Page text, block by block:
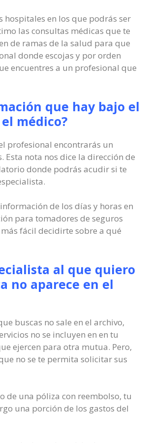
hospitales en los que podrás ser
las consultas médicas que te
de ramas de la salud para que
donde escojas y por orden
encuentres a un profesional que
que hay bajo el
médico?
profesional encontrarás un
Esta nota nos dice la dirección de
donde podrás acudir si te
de los días y horas en
para tomadores de seguros
fácil decidirte sobre a qué
al que quiero
no aparece en el
buscas no sale en el archivo,
no se incluyen en en tu
ejercen para otra mutua. Pero,
no se te permita solicitar sus
de una póliza con reembolso, tu
una porción de los gastos del